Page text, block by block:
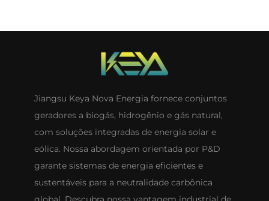
Jiangsu Keya Nova Energia fornece conjuntos
geradores a biogás, hidrogênio e gás natural,
com soluções integradas de energia solar e
eólica. Nossa abordagem orientada por P&D
garante sistemas de energia eficientes e
sustentáveis para a neutralidade carbônica